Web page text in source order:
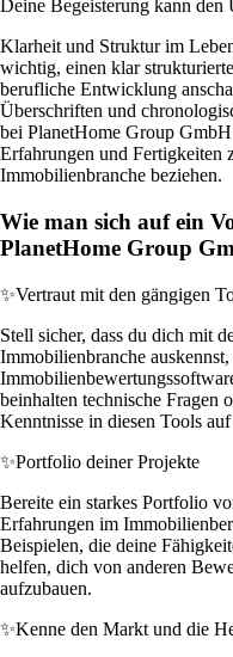
Deine Begeisterung kann
Klarheit und Struktur im
wichtig, einen klar
berufliche Entwicklung
Überschriften und
bei PlanetHome Group
Erfahrungen und Fertigkeiten
Immobilienbranche beziehen.
Wie man sich auf ein
PlanetHome Group
✨Vertraut mit den gängigen
Stell sicher, dass du dich mit
Immobilienbranche
beinhalten technische Fragen
Kenntnisse in diesen Tools
✨Portfolio deiner Projekte
Bereite ein starkes Portfolio
Erfahrungen im
Beispielen, die deine
helfen, dich von anderen
aufzubauen.
✨Kenne den Markt und die